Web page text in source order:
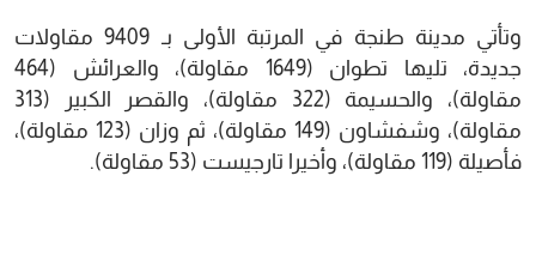
وتأتي مدينة طنجة في المرتبة الأولى بـ 9409 مقاولات
جديدة، تليها تطوان (1649 مقاولة)، والعرائش (464
مقاولة)، والحسيمة (322 مقاولة)، والقصر الكبير (313
مقاولة)، وشفشاون (149 مقاولة)، ثم وزان (123 مقاولة)،
فأصيلة (119 مقاولة)، وأخيرا تارجيست (53 مقاولة).